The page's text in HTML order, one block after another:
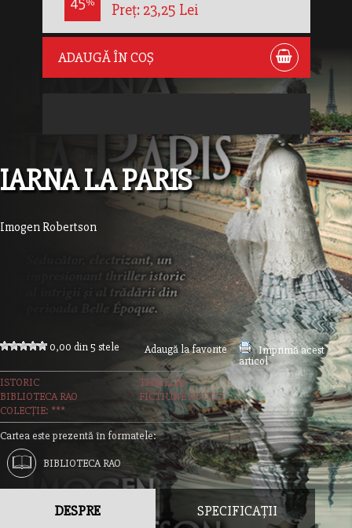
% Preț: 23,25 Lei
ADAUGĂ ÎN COȘ
IARNA LA PARIS
Imogen Robertson
0,00 din 5 stele Adaugă la favorite
Imprimă acest
articol
ISTORIC
THRILLER
BIBLIOTECA RAO
FICTIUNE ADULTI
COLECȚIE: ***
Cartea este prezentă în formatele:
BIBLIOTECA RAO
DESPRE SPECIFICAȚII